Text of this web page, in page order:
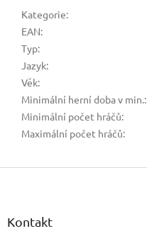
Kategorie:
EAN:
Typ:
Jazyk:
Věk:
Minimální herní doba v min.:
Minimální počet hráčů:
Maximální počet hráčů:
Z
Kontakt